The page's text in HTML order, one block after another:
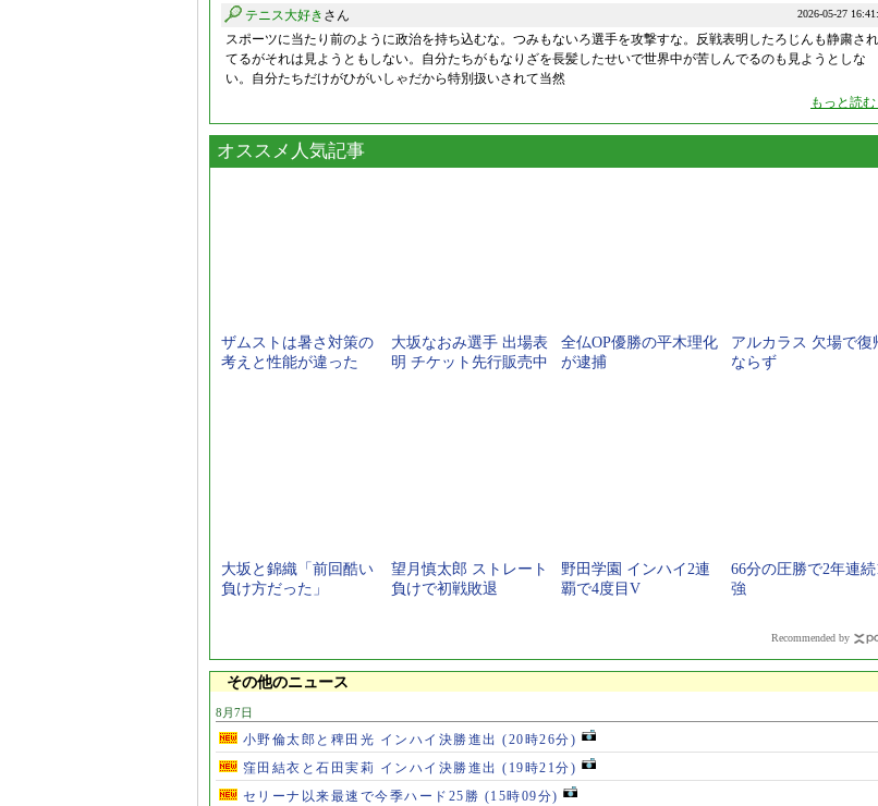
2026-05-27
テニス大好き さん
スポーツに当たり前のように政治を持ち込むな。つみもないろ選手を攻撃すな。反戦表明したろじんも静粛され
てるがそれは見ようともしない。自分たちがもなりざを長髪したせいで世界中が苦しんでるのも見ようとしな
い。自分たちだけがひがいしゃだから特別扱いされて当然
もっと読
オススメ人気記事
ザムストは暑さ対策の
考えと性能が違った
大坂なおみ選手 出場表
明 チケット先行販売中
全仏OP優勝の平木理化
が逮捕
アルカラス 欠場で復
ならず
大坂と錦織「前回酷い
負け方だった」
望月慎太郎 ストレート
負けで初戦敗退
野田学園 インハイ2連
覇で4度目V
66分の圧勝で2年連続
強
Recommended by
その他のニュース
8月7日
小野倫太郎と稗田光 インハイ決勝進出 (20時26分)
窪田結衣と石田実莉 インハイ決勝進出 (19時21分)
セリーナ以来最速で今季ハード25勝 (15時09分)